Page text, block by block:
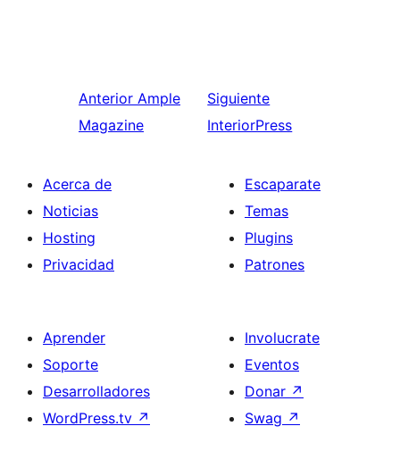
Anterior Ample
Magazine
Siguiente
InteriorPress
Acerca de
Noticias
Hosting
Privacidad
Escaparate
Temas
Plugins
Patrones
Aprender
Soporte
Desarrolladores
WordPress.tv ↗
Involucrate
Eventos
Donar ↗
Swag ↗